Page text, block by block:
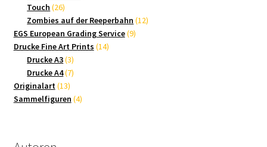
Touch 2626
Produkte
Zombies auf der Reeperbahn 1212
EGS European Grading Service 99
Drucke Fine Art Prints 1414
Drucke A3 33
Produkte
Drucke A4 77
Originalart 1313
Produkte
Sammelfiguren 44